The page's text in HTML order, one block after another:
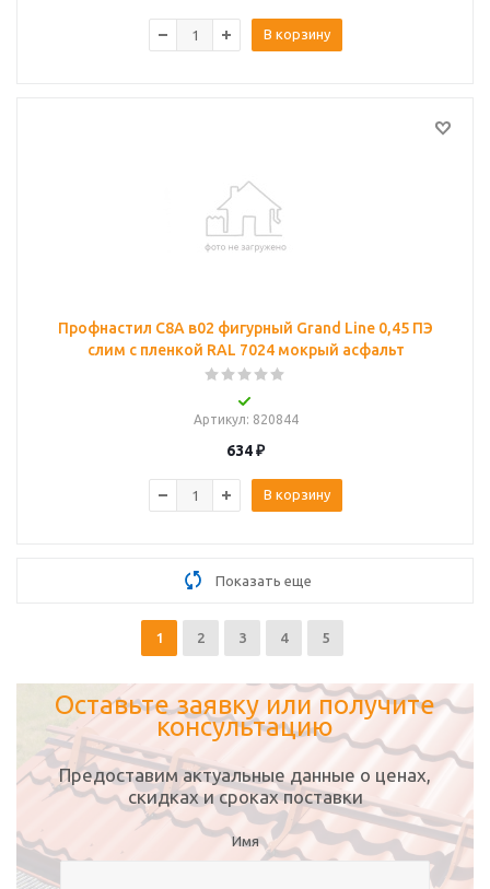
В корзину
Профнастил С8A в02 фигурный Grand Line 0,45 ПЭ
слим с пленкой RAL 7024 мокрый асфальт
Артикул: 820844
634₽
В корзину
Показать еще
1 2 3 4 5
Оставьте заявку или получите
консультацию
Предоставим актуальные данные о ценах,
скидках и сроках поставки
Имя